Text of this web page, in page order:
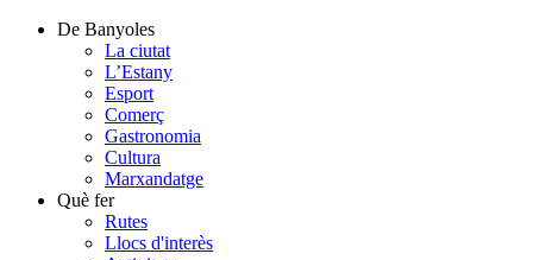
De Banyoles
La ciutat
L’Estany
Esport
Comerç
Gastronomia
Cultura
Marxandatge
Què fer
Rutes
Llocs d'interès